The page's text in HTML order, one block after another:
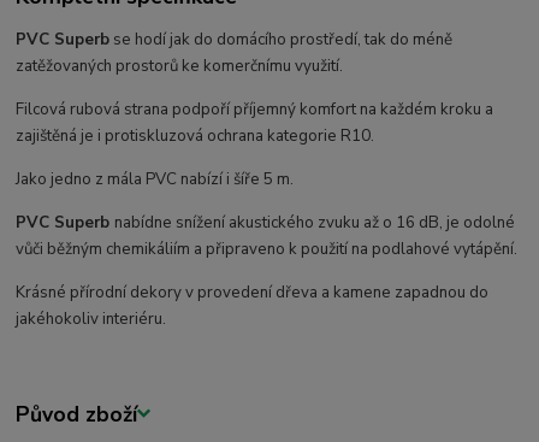
PVC Superb se hodí jak do domácího prostředí, tak do méně
zatěžovaných prostorů ke komerčnímu využití.
Filcová rubová strana podpoří příjemný komfort na každém kroku a
zajištěná je i protiskluzová ochrana kategorie R10.
Jako jedno z mála PVC nabízí i šíře 5 m.
PVC Superb nabídne snížení akustického zvuku až o 16 dB, je odolné
vůči běžným chemikáliím a připraveno k použití na podlahové vytápění.
Krásné přírodní dekory v provedení dřeva a kamene zapadnou do
jakéhokoliv interiéru.
Původ zboží